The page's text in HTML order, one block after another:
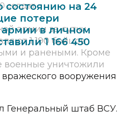
состоянию на 24
потери
в личном
1 166 450
армии за сутки
1 190 бойцов
и ранеными. Кроме
военные уничтожили
вооружения
Генеральный штаб ВСУ.